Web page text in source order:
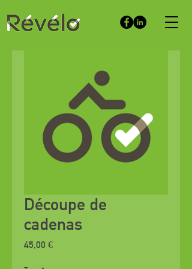
Découpe de
cadenas
45,00 €Prix